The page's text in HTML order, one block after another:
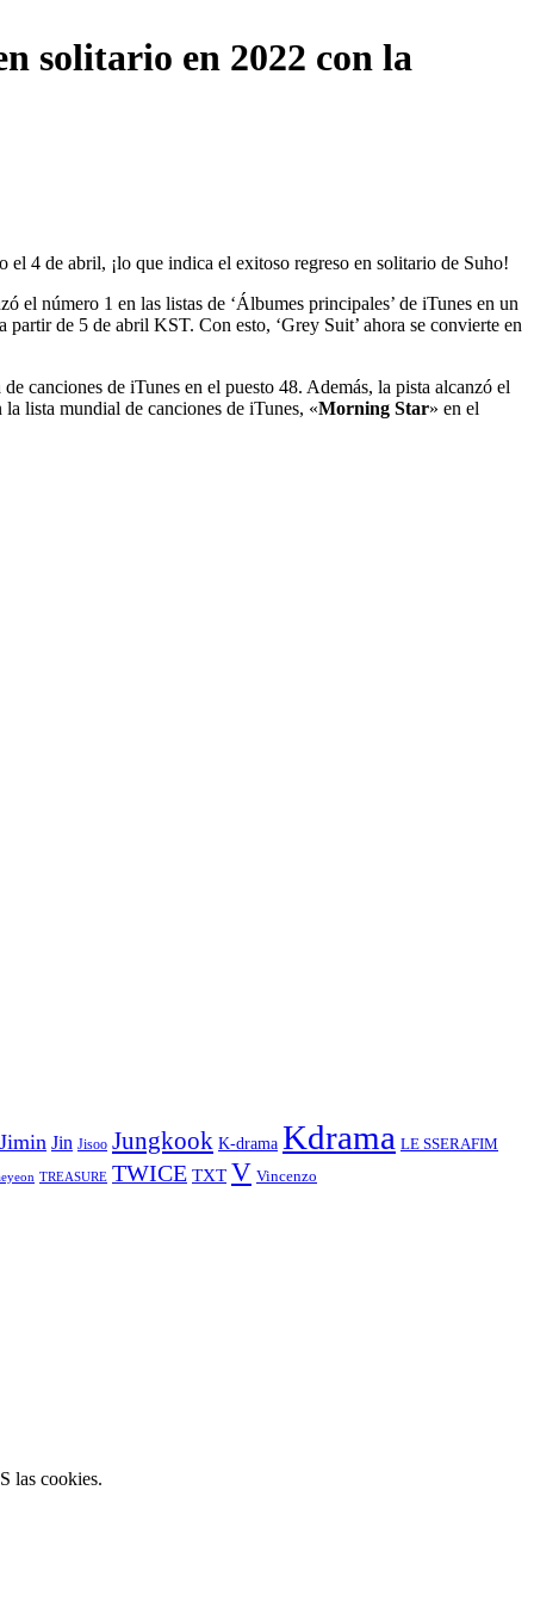
solitario en 2022 con la
el 4 de abril, ¡lo que indica el exitoso regreso en solitario de Suho!
el número 1 en las listas de ‘Álbumes principales’ de iTunes en un
de 5 de abril KST. Con esto, ‘Grey Suit’ ahora se convierte en
canciones de iTunes en el puesto 48. Además, la pista alcanzó el
lista mundial de canciones de iTunes, «Morning Star» en el
Jimin Jin Jisoo Jungkook K-drama Kdrama LE SSERAFIM
TREASURE TWICE TXT V Vincenzo
las cookies.